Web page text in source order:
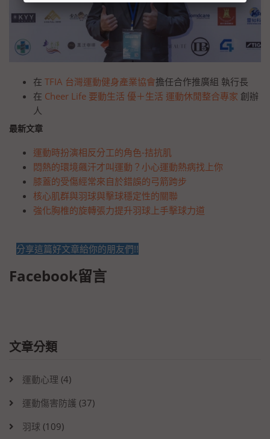
在 TFIA 台灣運動健身產業協會擔任合作推廣組 執行長
在 Cheer Life 要動生活 優＋生活 運動休閒整合專家 創辦
人
最新文章
運動時扮演相反分工的角色-拮抗肌
悶熱的環境飆汗才叫運動？小心運動熱病找上你
膝蓋的受傷經常來自於錯誤的弓箭跨步
核心肌群與羽球與擊球穩定性的關聯
強化胸椎的旋轉張力提升羽球上手擊球力道
分享這篇好文章給你的朋友們!!
Facebook留言
文章分類
運動心理 (4)
運動傷害防護 (37)
羽球 (109)